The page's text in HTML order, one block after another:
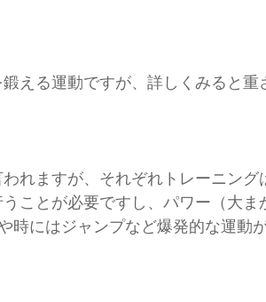
える運動ですが、詳しくみると重
れますが、それぞれトレーニング
ことが必要ですし、パワー（大ま
時にはジャンプなど爆発的な運動